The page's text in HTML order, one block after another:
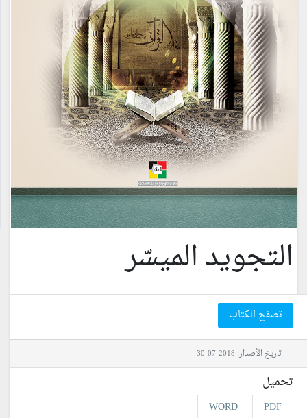
التجويد الميسّر
تصفح الكتاب
تاريخ الأصدار: 2018-07-30
تحميل
PDF
WORD